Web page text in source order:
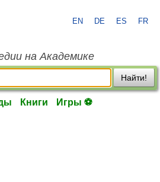
EN DE ES FR
на Академике
Найти!
Книги Игры ⚽